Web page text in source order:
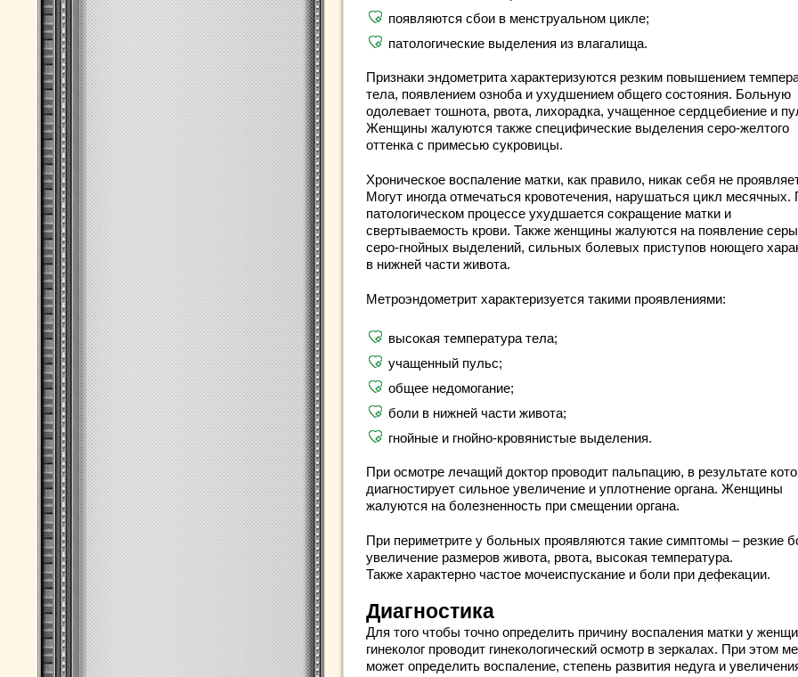
появляются сбои в менструальном цикле;
патологические выделения из влагалища.
Признаки эндометрита характеризуются резким повышением
тела, появлением озноба и ухудшением общего состояния. Больную
одолевает тошнота, рвота, лихорадка, учащенное сердцебиение и
Женщины жалуются также специфические выделения серо-желтого
оттенка с примесью сукровицы.
Хроническое воспаление матки, как правило, никак себя не
Могут иногда отмечаться кровотечения, нарушаться цикл месячных.
патологическом процессе ухудшается сокращение матки и
свертываемость крови. Также женщины жалуются на появление
серо-гнойных выделений, сильных болевых приступов ноющего
в нижней части живота.
Метроэндометрит характеризуется такими проявлениями:
высокая температура тела;
учащенный пульс;
общее недомогание;
боли в нижней части живота;
гнойные и гнойно-кровянистые выделения.
При осмотре лечащий доктор проводит пальпацию, в результате
диагностирует сильное увеличение и уплотнение органа. Женщины
жалуются на болезненность при смещении органа.
При периметрите у больных проявляются такие симптомы – резкие
увеличение размеров живота, рвота, высокая температура.
Также характерно частое мочеиспускание и боли при дефекации.
Диагностика
Для того чтобы точно определить причину воспаления матки у
гинеколог проводит гинекологический осмотр в зеркалах. При этом
может определить воспаление, степень развития недуга и